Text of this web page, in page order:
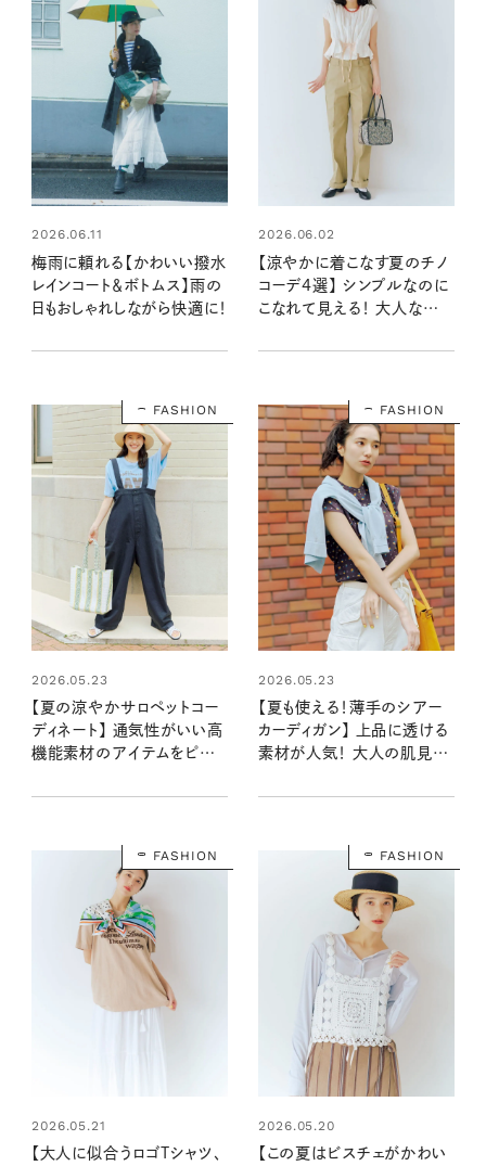
2026.06.11
梅雨に頼れる【かわいい撥水
レインコート＆ボトムス】雨の
日もおしゃれしながら快適に！
2026.06.02
【涼やかに着こなす夏のチノ
コーデ4選】 シンプルなのに
こなれて見える！ 大人なパン
FASHION
2026.05.23
【夏の涼やかサロペットコー
ディネート】 通気性がいい高
機能素材のアイテムをピック
FASHION
2026.05.23
【夏も使える！薄手のシアー
カーディガン】 上品に透ける
素材が人気！ 大人の肌見せ
FASHION
2026.05.21
【大人に似合うロゴTシャツ、
FASHION
2026.05.20
【この夏はビスチェがかわい